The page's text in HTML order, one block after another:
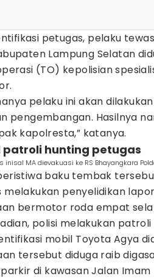
petugas, pelaku
Lampung Selatan
(TO) kepolisian
pelaku ini akan
pengembangan. Hasilnya
kapolresta,” katanya.
patroli hunting petugas
inisal MA dievakuasi ke RS Bhayangkara
baku tembak
melakukan penyelidikan
bermotor roda empat
polisi melakukan
mobil Toyota Agya
tersebut diduga raib
di kawasan Jalan Imam